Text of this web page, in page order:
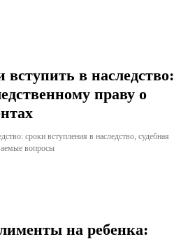
в наследство:
праву о
сроки вступления в наследство, судебная
вопросы
на ребенка: